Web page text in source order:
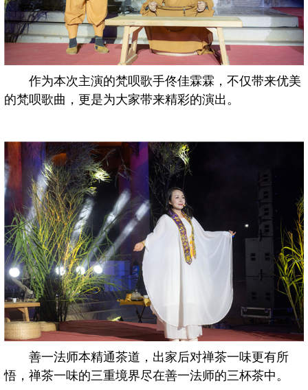
作为本次主演的梵呗歌手佟佳霖霖，不仅带来优美
的梵呗歌曲，更是为大家带来精彩的演出。
善一法师本精通茶道，出家后对禅茶一味更有所
悟，禅茶一味的三重境界尽在善一法师的三杯茶中。